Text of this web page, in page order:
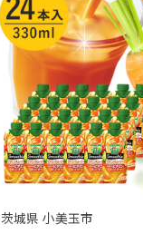
茨城県 小美玉市